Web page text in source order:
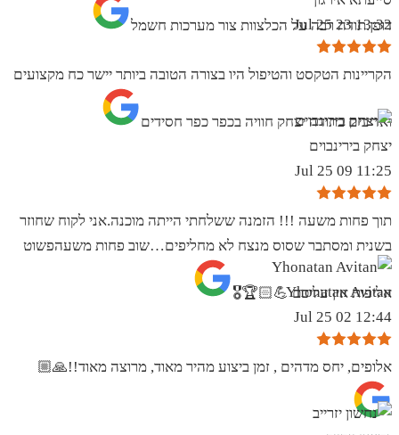
דופן.תודה רבה על הכלצוות צור מערכות חשמל
13:32 23 Jul 25
הקריינות הטקסט והטיפול היו בצורה הטובה ביותר יישר כח מקצועים
ואדיבים בתודה יצחק חוויה בכפר כפר חסידים
יצחק בירינבוים
11:25 09 Jul 25
תוך פחות משעה !!! הזמנה ששלחתי הייתה מוכנה.אני לקוח שחוזר
בשנית ומסתבר שסוס מנצח לא מחליפים…שוב פחות משעהפשוט
אליפות אין עליכם 💪🏻🏆🎖
Yhonatan Avitan
12:44 02 Jul 25
אלופים, יחס מדהים , זמן ביצוע מהיר מאוד, מרוצה מאוד!!🙏🏼